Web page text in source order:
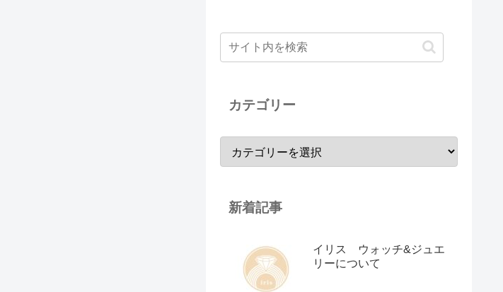
カテゴリー
新着記事
イリス ウォッチ&ジュエ
リーについて